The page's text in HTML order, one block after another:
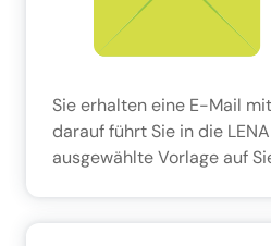
Sie erhalten eine E-Mail
darauf führt Sie in die
ausgewählte Vorlage auf